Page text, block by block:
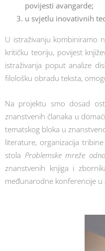
povijesti avangarde;
u svjetlu inovativnih
U istraživanju kombiniramo
kritičku teoriju, povijest
istraživanja poput analize
filološku obradu teksta,
Na projektu smo dosad
znanstvenih članaka u
tematskog bloka u
literature, organizacija tribine
stola Problemske mreže
znanstvenih knjiga i
međunarodne konferencije